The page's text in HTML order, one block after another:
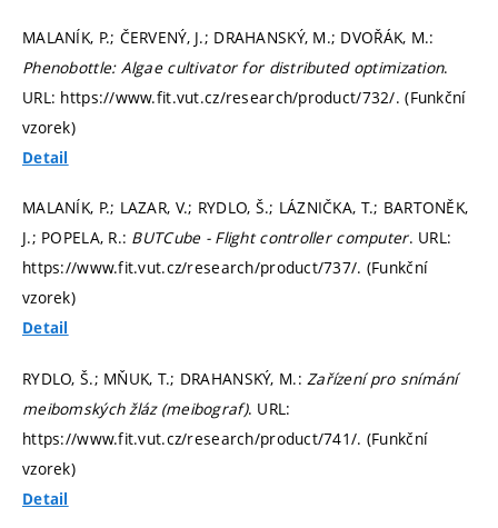
MALANÍK, P.; ČERVENÝ, J.; DRAHANSKÝ, M.; DVOŘÁK, M.:
Phenobottle: Algae cultivator for distributed optimization.
URL: https://www.fit.vut.cz/research/product/732/. (Funkční
vzorek)
Detail
MALANÍK, P.; LAZAR, V.; RYDLO, Š.; LÁZNIČKA, T.; BARTONĚK,
J.; POPELA, R.: BUTCube - Flight controller computer. URL:
https://www.fit.vut.cz/research/product/737/. (Funkční
vzorek)
Detail
RYDLO, Š.; MŇUK, T.; DRAHANSKÝ, M.: Zařízení pro snímání
meibomských žláz (meibograf). URL:
https://www.fit.vut.cz/research/product/741/. (Funkční
vzorek)
Detail